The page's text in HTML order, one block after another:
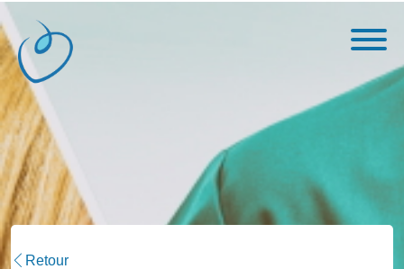
Retour